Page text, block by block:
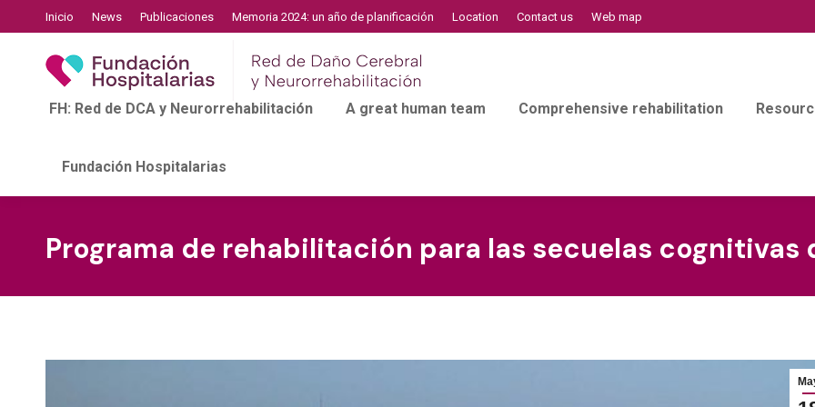
Inicio News Publicaciones Memoria 2024: un año de planificación Location Contact us Web map
FH: Red de DCA y Neurorrehabilitación A great human team Comprehensive rehabilitation
Fundación Hospitalarias
Programa de rehabilitación para las secuelas cognitivas